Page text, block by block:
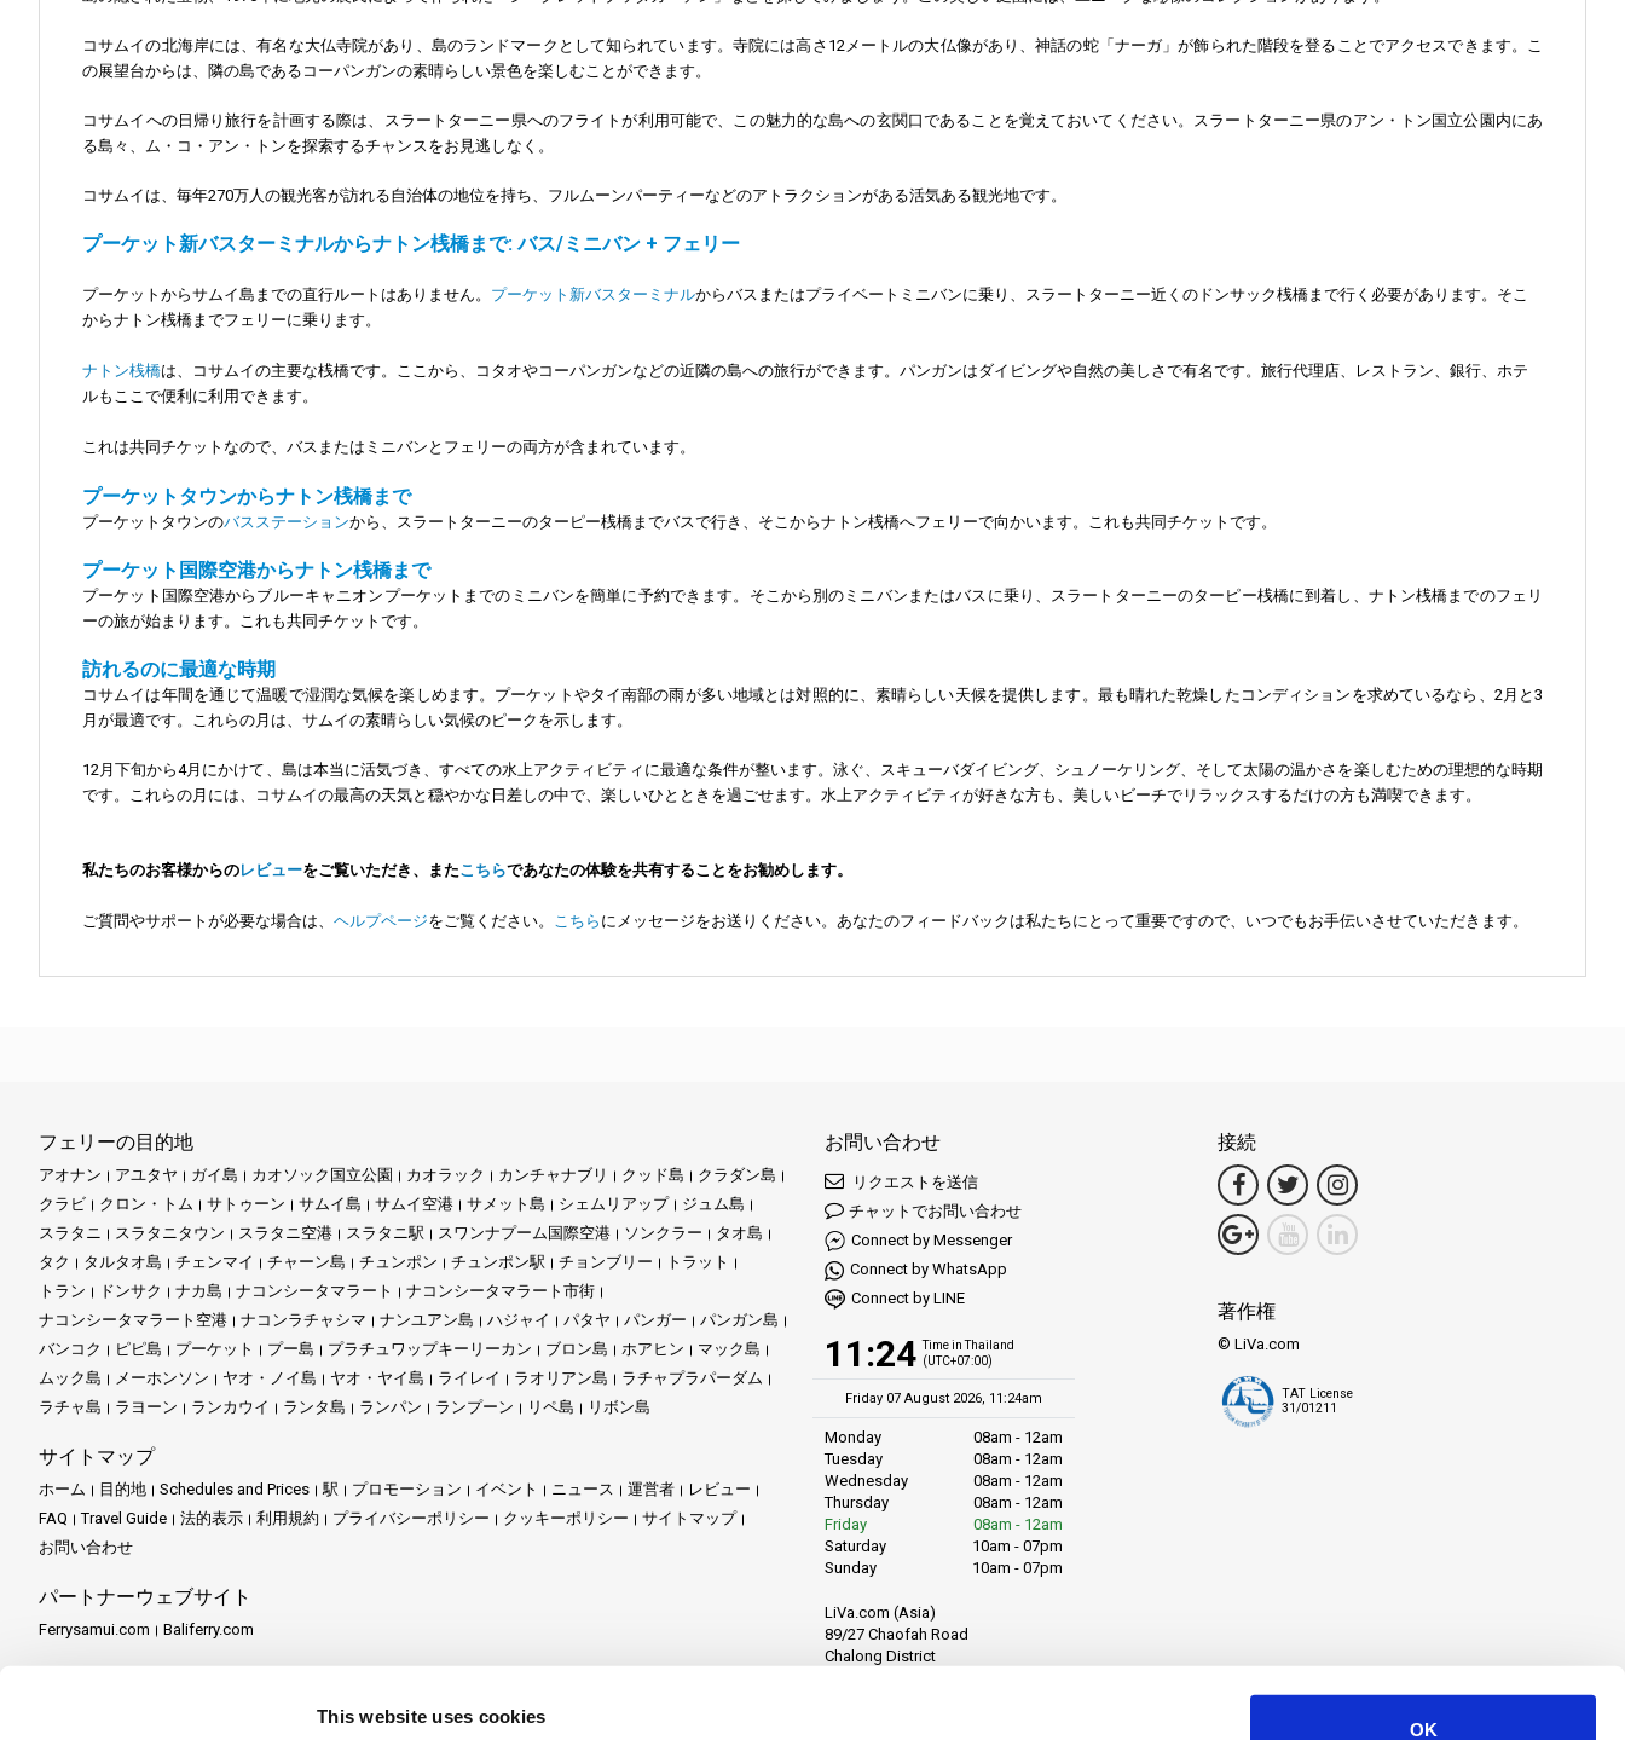
This website uses cookies
OK
コサムイの北海岸には、有名な大仏寺院があり、島のランドマークとして知られています。寺院には高さ12メートルの大仏像があり、神話の蛇「ナーガ」が飾られた階段を登ることでアクセスできます。こ
の展望台からは、隣の島であるコーパンガンの素晴らしい景色を楽しむことができます。
コサムイへの日帰り旅行を計画する際は、スラートターニー県へのフライトが利用可能で、この魅力的な島への玄関口であることを覚えておいてください。スラートターニー県のアン・トン国立公園内にあ
る島々、ム・コ・アン・トンを探索するチャンスをお見逃しなく。
コサムイは、毎年270万人の観光客が訪れる自治体の地位を持ち、フルムーンパーティーなどのアトラクションがある活気ある観光地です。
プーケット新バスターミナルからナトン桟橋まで: バス/ミニバン + フェリー
プーケットからサムイ島までの直行ルートはありません。 プーケット新バスターミナルからバスまたはプライベートミニバンに乗り、スラートターニー近くのドンサック桟橋まで行く必要があります。そこ
からナトン桟橋までフェリーに乗ります。
ナトン桟橋は、コサムイの主要な桟橋です。ここから、コタオやコーパンガンなどの近隣の島への旅行ができます。パンガンはダイビングや自然の美しさで有名です。旅行代理店、レストラン、銀行、ホテ
ルもここで便利に利用できます。
これは共同チケットなので、バスまたはミニバンとフェリーの両方が含まれています。
プーケットタウンからナトン桟橋まで
プーケットタウンのバスステーションから、スラートターニーのターピー桟橋までバスで行き、そこからナトン桟橋へフェリーで向かいます。これも共同チケットです。
プーケット国際空港からナトン桟橋まで
プーケット国際空港からブルーキャニオンプーケットまでのミニバンを簡単に予約できます。そこから別のミニバンまたはバスに乗り、スラートターニーのターピー桟橋に到着し、ナトン桟橋までのフェリ
ーの旅が始まります。これも共同チケットです。
訪れるのに最適な時期
コサムイは年間を通じて温暖で湿潤な気候を楽しめます。プーケットやタイ南部の雨が多い地域とは対照的に、素晴らしい天候を提供します。最も晴れた乾燥したコンディションを求めているなら、2月と3
月が最適です。これらの月は、サムイの素晴らしい気候のピークを示します。
12月下旬から4月にかけて、島は本当に活気づき、すべての水上アクティビティに最適な条件が整います。泳ぐ、スキューバダイビング、シュノーケリング、そして太陽の温かさを楽しむための理想的な時期
です。これらの月には、コサムイの最高の天気と穏やかな日差しの中で、楽しいひとときを過ごせます。水上アクティビティが好きな方も、美しいビーチでリラックスするだけの方も満喫できます。
私たちのお客様からのレビューをご覧いただき、またこちらであなたの体験を共有することをお勧めします。
ご質問やサポートが必要な場合は、 ヘルプページをご覧ください。 こちら にメッセージをお送りください。あなたのフィードバックは私たちにとって重要ですので、いつでもお手伝いさせていただきます。
フェリーの目的地
アオナン アユタヤ ガイ島 カオソック国立公園 カオラック カンチャナブリ クッド島
クラダン島
クラビ
クロン・トム サトゥーン サムイ島 サムイ空港 サメット島 シェムリアップ
ジュム島
スラタニ
スラタニタウン スラタニ空港 スラタニ駅 スワンナプーム国際空港 ソンクラー
タオ島
タク
タルタオ島 チェンマイ チャーン島 チュンポン チュンポン駅 チョンブリー
トラット
トラン
ドンサク ナカ島 ナコンシータマラート
ナコンシータマラート市街
ナコンシータマラート空港
ナコンラチャシマ ナンユアン島 ハジャイ パタヤ パンガー
パンガン島
バンコク
ピピ島 プーケット プー島 プラチュワップキーリーカン ブロン島 ホアヒン
マック島
ムック島
メーホンソン ヤオ・ノイ島 ヤオ・ヤイ島 ライレイ ラオリアン島
ラチャプラパーダム
ラチャ島
ラヨーン ランカウイ ランタ島 ランパン ランプーン リペ島 リボン島
サイトマップ
ホーム 目的地 Schedules and Prices 駅 プロモーション イベント ニュース 運営者
レビュー
FAQ
Travel Guide 法的表示 利用規約 プライバシーポリシー クッキーポリシー
サイトマップ
お問い合わせ
パートナーウェブサイト
Ferrysamui.com Baliferry.com
パートナーになる Travel Agent Program
お問い合わせ
リクエストを送信
チャットでお問い合わせ
Connect by Messenger
Connect by WhatsApp
Connect by LINE
11:24 Time in Thailand
(UTC+07:00)
Friday 07 August 2026, 11:24am
Monday
08am - 12am
Tuesday
08am - 12am
Wednesday
08am - 12am
Thursday
08am - 12am
Friday
08am - 12am
Saturday
10am - 07pm
Sunday
10am - 07pm
LiVa.com (Asia)
89/27 Chaofah Road
Chalong District
接続
著作権
© LiVa.com
TAT License
31/01211